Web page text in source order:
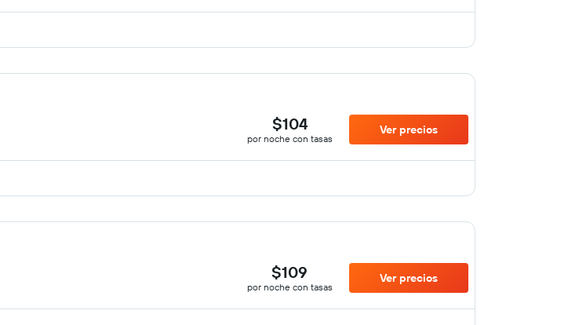
$104
por noche con tasas
Ver precios
$109
por noche con tasas
Ver precios